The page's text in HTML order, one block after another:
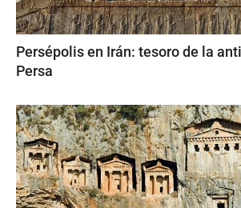
Persépolis en Irán: tesoro de la
Persa